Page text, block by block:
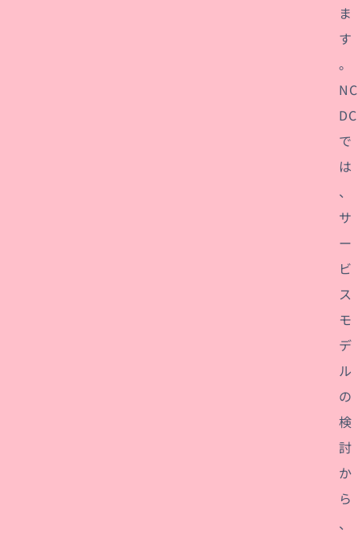
ま
す
。
NC
DC
で
は
、
サ
ー
ビ
ス
モ
デ
ル
の
検
討
か
ら
、